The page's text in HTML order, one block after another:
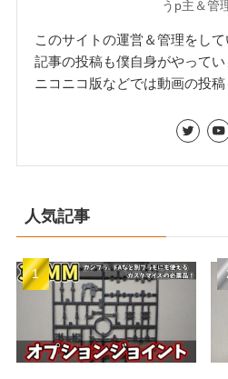
うp主＆管
このサイトの運営＆管理をし
記事の投稿も僕自身がやって
ニコニコ版などでは動画の投稿
人気記事